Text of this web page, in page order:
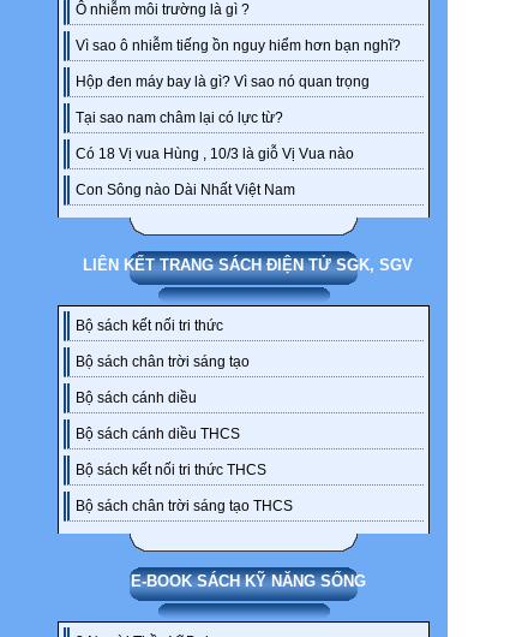
Ô nhiễm môi trường là gì ?
Vì sao ô nhiễm tiếng ồn nguy hiểm hơn bạn nghĩ?
Hộp đen máy bay là gì? Vì sao nó quan trọng
Tại sao nam châm lại có lực từ?
Có 18 Vị vua Hùng , 10/3 là giỗ Vị Vua nào
Con Sông nào Dài Nhất Việt Nam
LIÊN KẾT TRANG SÁCH ĐIỆN TỬ SGK, SGV
Bộ sách kết nối tri thức
Bộ sách chân trời sáng tạo
Bộ sách cánh diều
Bộ sách cánh diều THCS
Bộ sách kết nối tri thức THCS
Bộ sách chân trời sáng tạo THCS
E-BOOK SÁCH KỸ NĂNG SỐNG